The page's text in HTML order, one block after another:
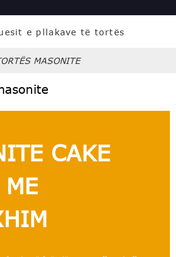
MASONITE
CAKE